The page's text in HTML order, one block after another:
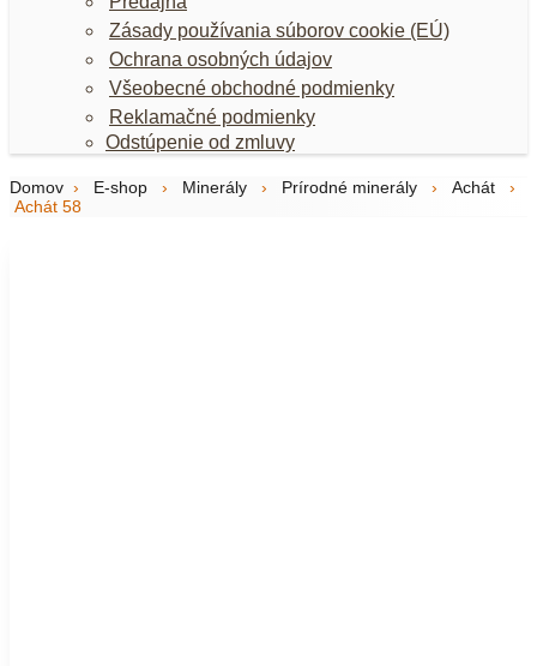
Zásady používania súborov cookie (EÚ)
Ochrana osobných údajov
Všeobecné obchodné podmienky
Reklamačné podmienky
Odstúpenie od zmluvy
Domov › E-shop › Minerály › Prírodné minerály › Achát
›
Achát 58